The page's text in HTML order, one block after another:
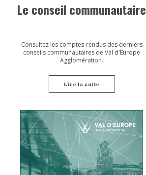
Le conseil communautaire
Consultez les comptes-rendus des derniers
conseils communautaires de Val d'Europe
Agglomération.
Lire la suite